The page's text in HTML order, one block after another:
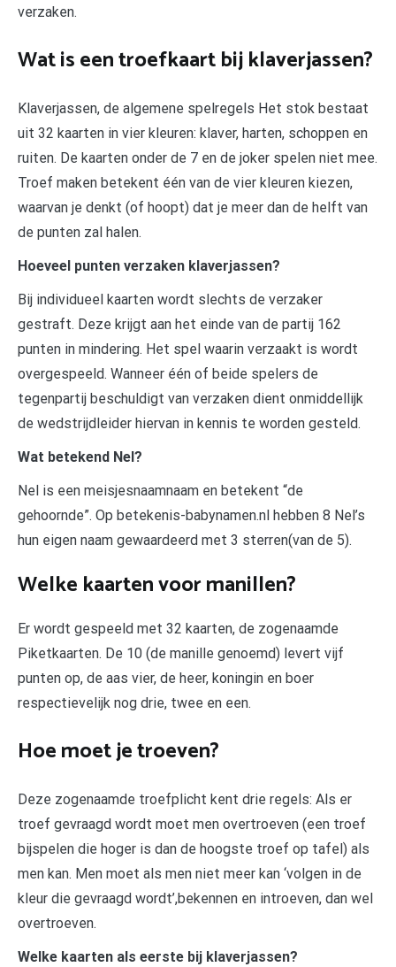
verzaken.
Wat is een troefkaart bij klaverjassen?
Klaverjassen, de algemene spelregels Het stok bestaat
uit 32 kaarten in vier kleuren: klaver, harten, schoppen en
ruiten. De kaarten onder de 7 en de joker spelen niet mee.
Troef maken betekent één van de vier kleuren kiezen,
waarvan je denkt (of hoopt) dat je meer dan de helft van
de punten zal halen.
Hoeveel punten verzaken klaverjassen?
Bij individueel kaarten wordt slechts de verzaker
gestraft. Deze krijgt aan het einde van de partij 162
punten in mindering. Het spel waarin verzaakt is wordt
overgespeeld. Wanneer één of beide spelers de
tegenpartij beschuldigt van verzaken dient onmiddellijk
de wedstrijdleider hiervan in kennis te worden gesteld.
Wat betekend Nel?
Nel is een meisjesnaamnaam en betekent “de
gehoornde”. Op betekenis-babynamen.nl hebben 8 Nel’s
hun eigen naam gewaardeerd met 3 sterren(van de 5).
Welke kaarten voor manillen?
Er wordt gespeeld met 32 kaarten, de zogenaamde
Piketkaarten. De 10 (de manille genoemd) levert vijf
punten op, de aas vier, de heer, koningin en boer
respectievelijk nog drie, twee en een.
Hoe moet je troeven?
Deze zogenaamde troefplicht kent drie regels: Als er
troef gevraagd wordt moet men overtroeven (een troef
bijspelen die hoger is dan de hoogste troef op tafel) als
men kan. Men moet als men niet meer kan ‘volgen in de
kleur die gevraagd wordt’,bekennen en introeven, dan wel
overtroeven.
Welke kaarten als eerste bij klaverjassen?